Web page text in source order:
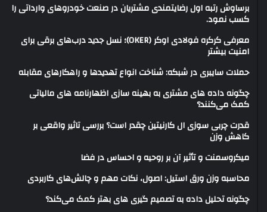
برساوش رتبه اول رضایتمندی مشتریان در صنعت خودروهای وارداتی را
کسب نمود.
معرفی کرکره فولادی اوکر (OKER)؛ نسل جدید درب‌های برقی برای
امنیت بیشتر
حملات سایبری در شبکه: شناخت انواع تهدیدها و راهکارهای مقابله
چگونه داده های مشتری به بهینه سازی اظهارنامه های مالیاتی
کمک می‌کنند؟
قدرت چربی سوزی ال کارنیتین چقدر است؟ بررسی تاثیر واقعی بر
کاهش وزن
میکروسمنت و تأثیر آن بر روحیه و احساس در فضا
محاسبه وزن ورق استیل: اصول، نکات مهم و چالش‌های کاربردی
چگونه تحلیل داده به تصمیم گیری های بهتر کمک می‌کند؟